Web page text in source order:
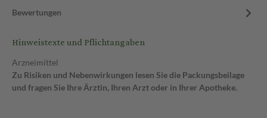
Bewertungen
Hinweistexte und Pflichtangaben
Arzneimittel
Zu Risiken und Nebenwirkungen lesen Sie die Packungsbeilage
und fragen Sie Ihre Ärztin, Ihren Arzt oder in Ihrer Apotheke.